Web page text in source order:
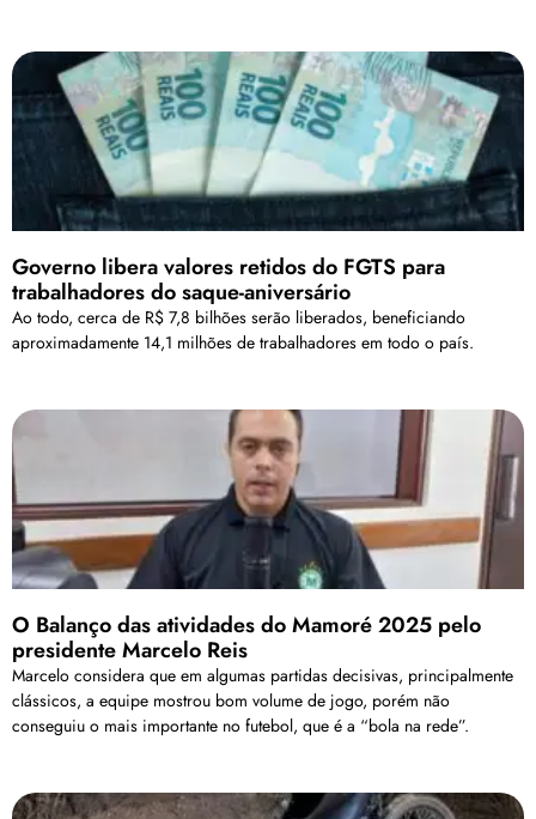
Governo libera valores retidos do FGTS para
trabalhadores do saque-aniversário
Ao todo, cerca de R$ 7,8 bilhões serão liberados, beneficiando
aproximadamente 14,1 milhões de trabalhadores em todo o país.
O Balanço das atividades do Mamoré 2025 pelo
presidente Marcelo Reis
Marcelo considera que em algumas partidas decisivas, principalmente
clássicos, a equipe mostrou bom volume de jogo, porém não
conseguiu o mais importante no futebol, que é a “bola na rede”.